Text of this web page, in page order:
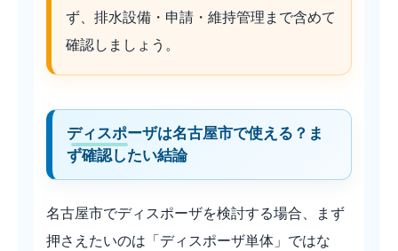
ず、排水設備・申請・維持管理まで含めて
確認しましょう。
ディスポーザは名古屋市で使える？ま
ず確認したい結論
名古屋市でディスポーザを検討する場合、まず
押さえたいのは「ディスポーザ単体」ではな